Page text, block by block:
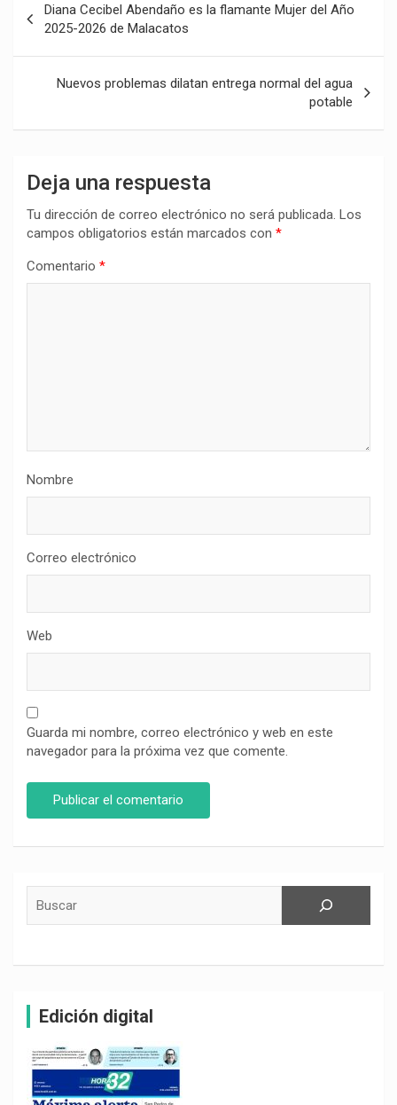
de
entradas
Diana Cecibel Abendaño es la flamante Mujer del Año
2025-2026 de Malacatos
Nuevos problemas dilatan entrega normal del agua
potable
Deja una respuesta
Tu dirección de correo electrónico no será publicada. Los
campos obligatorios están marcados con *
Comentario *
Nombre
Correo electrónico
Web
Guarda mi nombre, correo electrónico y web en este
navegador para la próxima vez que comente.
Edición digital